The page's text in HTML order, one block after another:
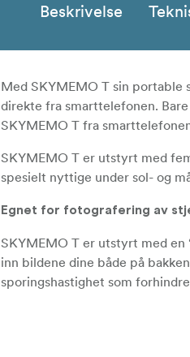
Beskrivelse
Med SKYMEMO T sin portable
direkte fra smarttelefonen.
SKYMEMO T fra
SKYMEMO T er utstyrt med
spesielt nyttige under sol- og
Egnet for fotografering av
SKYMEMO T er utstyrt med
inn bildene dine både på
sporingshastighet som